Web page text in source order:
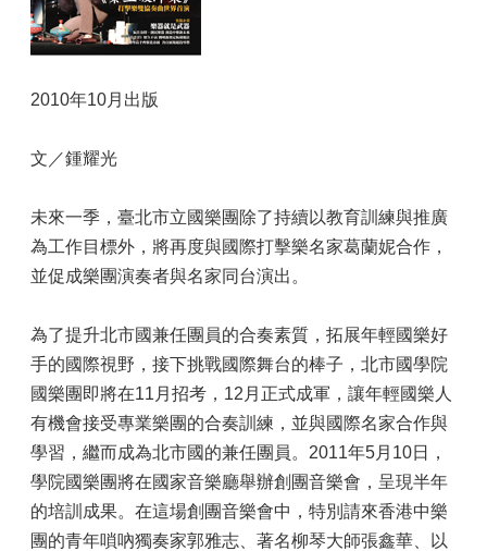
2010年10月出版
文／鍾耀光
未來一季，臺北市立國樂團除了持續以教育訓練與推廣
為工作目標外，將再度與國際打擊樂名家葛蘭妮合作，
並促成樂團演奏者與名家同台演出。
為了提升北市國兼任團員的合奏素質，拓展年輕國樂好
手的國際視野，接下挑戰國際舞台的棒子，北市國學院
國樂團即將在11月招考，12月正式成軍，讓年輕國樂人
有機會接受專業樂團的合奏訓練，並與國際名家合作與
學習，繼而成為北市國的兼任團員。2011年5月10日，
學院國樂團將在國家音樂廳舉辦創團音樂會，呈現半年
的培訓成果。在這場創團音樂會中，特別請來香港中樂
團的青年嗩吶獨奏家郭雅志、著名柳琴大師張鑫華、以